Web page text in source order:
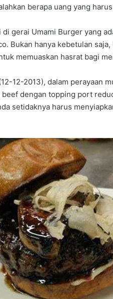
berapa uang yang
gerai Umami Burger yang
Bukan hanya kebetulan
memuaskan hasrat bagi
12-2013), dalam perayaan
dengan topping port
setidaknya harus